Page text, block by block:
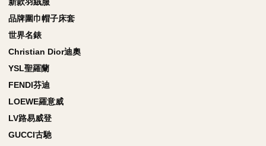
品牌圍巾帽子床套
世界名錶
Christian Dior迪奧
YSL聖羅蘭
FENDI芬迪
LOEWE羅意威
LV路易威登
GUCCI古馳